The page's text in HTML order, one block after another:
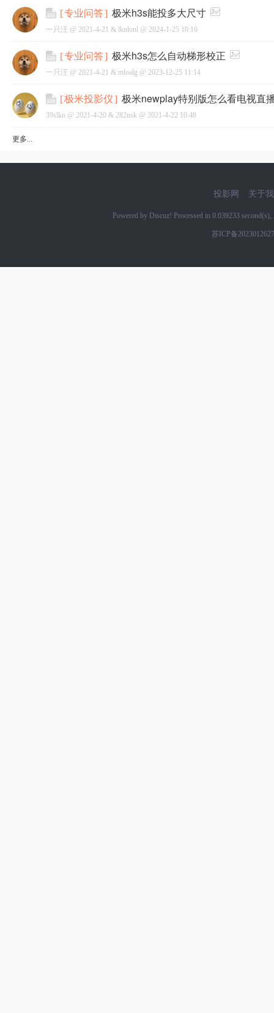
[专业问答] 极米h3s能投多大尺寸
一只汪 @ 2021-4-21 & lknlonl @ 2024-1-25 10:16
[专业问答] 极米h3s怎么自动梯形校正
一只汪 @ 2021-4-21 & mloalg @ 2023-12-25 11:14
[极米投影仪] 极米newplay特别版怎么看电视直
39slkn @ 2021-4-20 & 282nsk @ 2021-4-22 10:48
更多...
投影网 关于
Powered by Discuz! Processed in 0.039233
苏ICP备